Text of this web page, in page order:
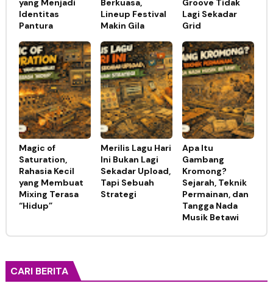
yang Menjadi
Identitas
Pantura
Berkuasa,
Lineup Festival
Makin Gila
Groove Tidak
Lagi Sekadar
Grid
Magic of
Saturation,
Rahasia Kecil
yang Membuat
Mixing Terasa
“Hidup”
Merilis Lagu Hari
Ini Bukan Lagi
Sekadar Upload,
Tapi Sebuah
Strategi
Apa Itu
Gambang
Kromong?
Sejarah, Teknik
Permainan, dan
Tangga Nada
Musik Betawi
CARI BERITA